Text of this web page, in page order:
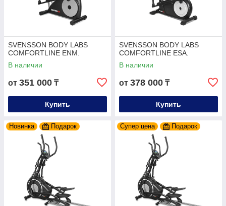
SVENSSON BODY LABS
COMFORTLINE ENM.
В наличии
от 351 000 ₸
Купить
SVENSSON BODY LABS
COMFORTLINE ESA.
В наличии
от 378 000 ₸
Купить
Новинка Подарок Супер цена Подарок